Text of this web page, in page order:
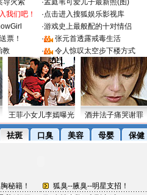
导火索 ·孟庭苇可爱儿子最新照(图)
我们吧！ ·点击进入搜狐娱乐影视库
·游戏史上最般配的十对情侣
票！ ·
张元首透露戒毒生活
教 · 令人惊叹太空步下楼方式
王菲小女儿李嫣曝光 酒井法子痛哭谢罪